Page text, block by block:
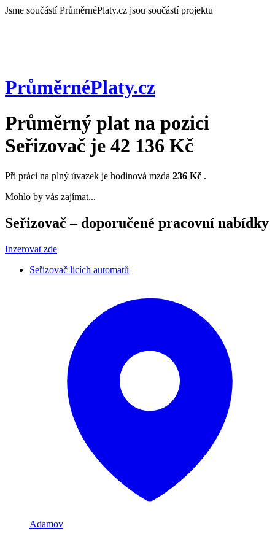
Jsme součástí PrůměrnéPlaty.cz jsou součástí projektu
PrůměrnéPlaty.cz
Průměrný plat na pozici
Seřizovač je 42 136 Kč
Při práci na plný úvazek je hodinová mzda 236 Kč .
Mohlo by vás zajímat...
Seřizovač – doporučené pracovní nabídky
Inzerovat zde
Seřizovač licích automatů
Adamov